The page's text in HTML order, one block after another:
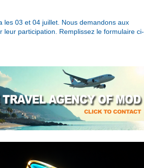
les 03 et 04 juillet. Nous demandons aux
leur participation. Remplissez le formulaire ci-